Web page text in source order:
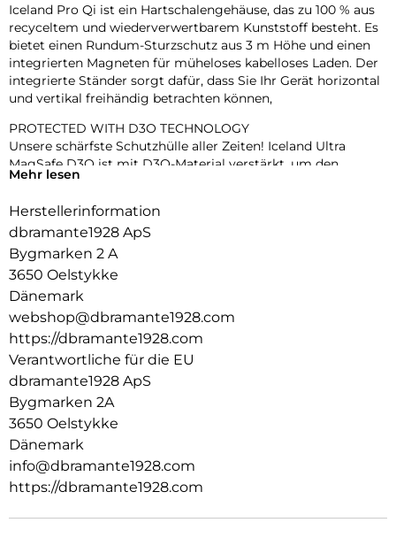
Iceland Pro Qi ist ein Hartschalengehäuse, das zu 100 % aus
recyceltem und wiederverwertbarem Kunststoff besteht. Es
bietet einen Rundum-Sturzschutz aus 3 m Höhe und einen
integrierten Magneten für müheloses kabelloses Laden. Der
integrierte Ständer sorgt dafür, dass Sie Ihr Gerät horizontal
und vertikal freihändig betrachten können,
PROTECTED WITH D3O TECHNOLOGY
Unsere schärfste Schutzhülle aller Zeiten! Iceland Ultra
MagSafe D3O ist mit D3O-Material verstärkt, um den
dünnsten und fortschrittlichsten Aufprallschutz und die
D3O.
D3O ist das weltweit führende Unternehmen für
Aufprallschutz und wird von Profisportlern, Soldaten und
Motorradfahrern verwendet, um sie zu schützen – wenn sie
D3O vertrauen, können Sie das auch.
Aufprallschutz
Das nicht künstliche intelligente Material versteift sich, um
hohe Aufprallenergien abzubauen und
Verletzungen/Beschädigungen zu mindern.
Schockabsorption
Das intelligente, nicht künstliche Material versteift sich, um
Stöße zu absorbieren, Ermüdung zu minimieren und den
Komfort zu erhöhen.
SIE VERTRAUEN D3O
D3O produziert den weltbesten Schutz für Menschen und
Mehr lesen
Herstellerinformation
dbramante1928 ApS
Bygmarken 2 A
3650 Oelstykke
Dänemark
webshop@dbramante1928.com
https://dbramante1928.com
Verantwortliche für die EU
dbramante1928 ApS
Bygmarken 2A
3650 Oelstykke
Dänemark
info@dbramante1928.com
https://dbramante1928.com